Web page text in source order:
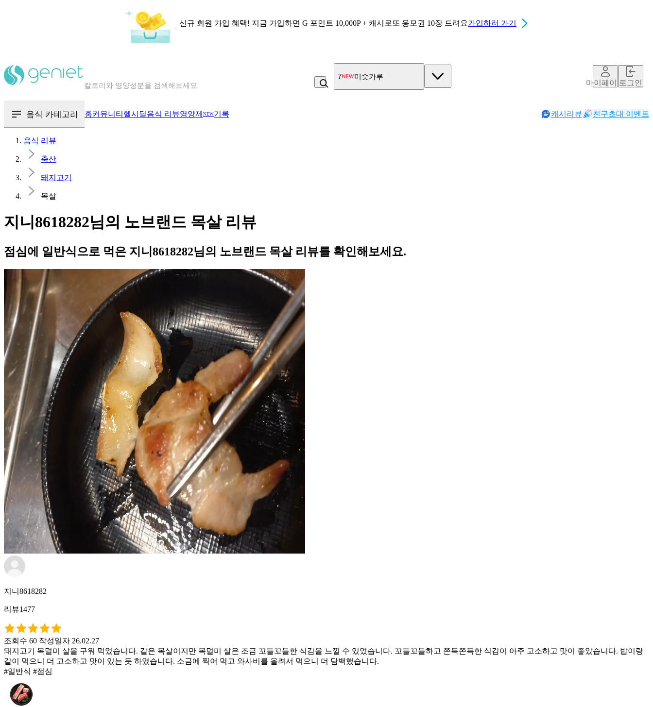
신규 회원 가입 혜택! 지금 가입하면 G 포인트 10,000P + 캐시로또 응모권 10장 드려요가입하러 가기
혈당 · 다이어트 음식 검색해보세요
7 미숫가루
마이페이지로그인
음식 카테고리 홈커뮤니티 헬시딜음식 리뷰영양제 NEW기록 캐시리뷰 친구초대 이벤트
음식 리뷰
축산
돼지고기
목살
지니8618282님의 노브랜드 목살 리뷰
점심에 일반식으로 먹은 지니8618282님의 노브랜드 목살 리뷰를 확인해보세요.
지니8618282
리뷰1477
조회수 60 작성일자 26.02.27
돼지고기 목덜미 살을 구워 먹었습니다. 같은 목살이지만 목덜미 살은 조금 꼬들꼬들한 식감을 느낄 수 있었습니다. 꼬들꼬들하고 쫀득쫀득한 식감이 아주 고소하고 맛이 좋았습니다. 밥이랑
같이 먹으니 더 고소하고 맛이 있는 듯 하였습니다. 소금에 찍어 먹고 와사비를 올려서 먹으니 더 담백했습니다.
#일반식 #점심